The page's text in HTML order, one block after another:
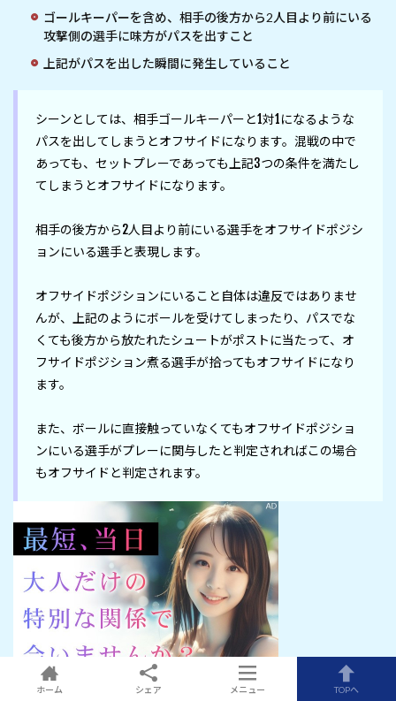
ゴールキーパーを含め、相手の後方から2人目より前にいる
攻撃側の選手に味方がパスを出すこと
上記がパスを出した瞬間に発生していること
シーンとしては、相手ゴールキーパーと1対1になるような
パスを出してしまうとオフサイドになります。混戦の中で
あっても、セットプレーであっても上記3つの条件を満たし
てしまうとオフサイドになります。
相手の後方から2人目より前にいる選手をオフサイドポジシ
ョンにいる選手と表現します。
オフサイドポジションにいること自体は違反ではありませ
んが、上記のようにボールを受けてしまったり、パスでな
くても後方から放たれたシュートがポストに当たって、オ
フサイドポジション煮る選手が拾ってもオフサイドになり
ます。
また、ボールに直接触っていなくてもオフサイドポジショ
ンにいる選手がプレーに関与したと判定されればこの場合
もオフサイドと判定されます。
ホーム シェア メニュー TOPへ